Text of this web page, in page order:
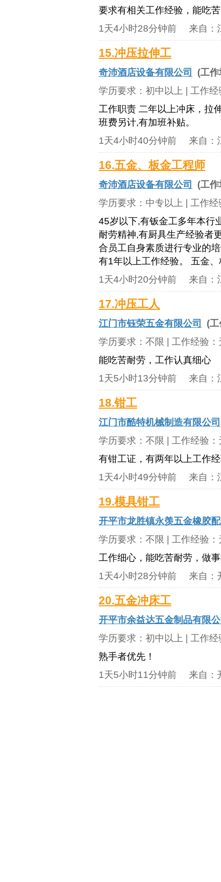
要求有相关工作经验，能吃
1天4小时28分钟前 来自：
15.冲压拉伸工
奇沛酒店设备有限公司
(工
学历要求： 初中以上 | 工作
工作职责 二年以上冲床，拉
班费另计,有加班补贴。
1天4小时40分钟前 来自：
16.五金、板金工程师
奇沛酒店设备有限公司
(工
学历要求： 中专以上 | 工作
45岁以下,有钣金工多年本行
耐劳精神,有厨具生产经验者
合员工自身素质进行专业的
有1年以上工作经验。 五金
1天4小时20分钟前 来自：
17.冲压工人
江门市钰荣五金有限公司
(
学历要求： 不限 | 工作经验：
能吃苦耐劳，工作认真细心
1天5小时13分钟前 来自：
18.钳工
江门市酷特机械制造有限公司
学历要求： 不限 | 工作经验：
有钳工证，有两年以上工作
1天4小时49分钟前 来自：
19.模具钳工
开平市龙胜镇永羡五金橡胶
学历要求： 不限 | 工作经验：
工作细心，能吃苦耐劳，做
1天4小时28分钟前 来自：
20.五金冲床工
开平市余益达五金制品有限
学历要求： 初中以上 | 工作
熟手者优先！
1天5小时11分钟前 来自：